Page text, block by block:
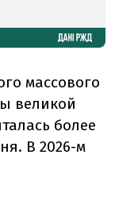
массового
великой
более
В 2026-м